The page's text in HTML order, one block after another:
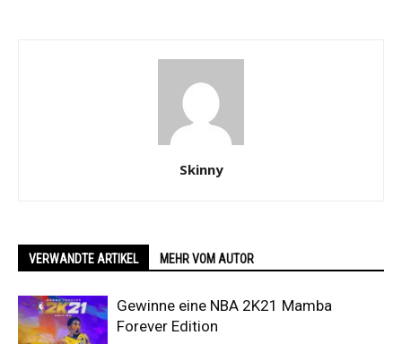
Skinny
VERWANDTE ARTIKEL MEHR VOM AUTOR
Gewinne eine NBA 2K21 Mamba
Forever Edition